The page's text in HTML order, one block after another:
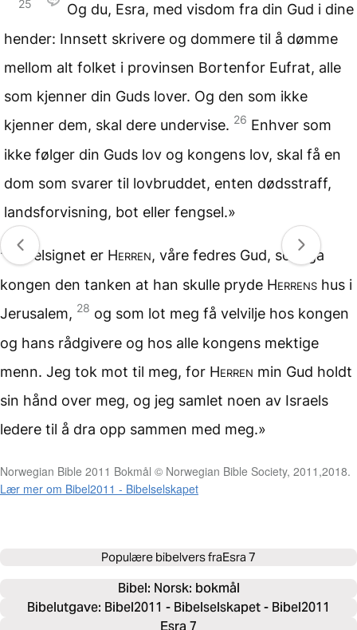
25
Og du, Esra, med visdom fra din Gud i dine
hender: Innsett skrivere og dommere til å dømme
mellom alt folket i provinsen Bortenfor Eufrat, alle
som kjenner din Guds lover. Og den som ikke
kjenner dem, skal dere undervise. 26 Enhver som
ikke følger din Guds lov og kongens lov, skal få en
dom som svarer til lovbruddet, enten dødsstraff,
landsforvisning, bot eller fengsel.»
27 «Velsignet er Herren, våre fedres Gud, som ga
kongen den tanken at han skulle pryde Herrens hus i
Jerusalem, 28 og som lot meg få velvilje hos kongen
og hans rådgivere og hos alle kongens mektige
menn. Jeg tok mot til meg, for Herren min Gud holdt
sin hånd over meg, og jeg samlet noen av Israels
ledere til å dra opp sammen med meg.»
Norwegian Bible 2011 Bokmål © Norwegian Bible Society, 2011,2018.
Lær mer om Bibel2011 - Bibelselskapet
Populære bibelvers fraEsra 7
Bibel: Norsk: bokmål
Bibelutgave: Bibel2011 - Bibelselskapet - Bibel2011
Esra 7